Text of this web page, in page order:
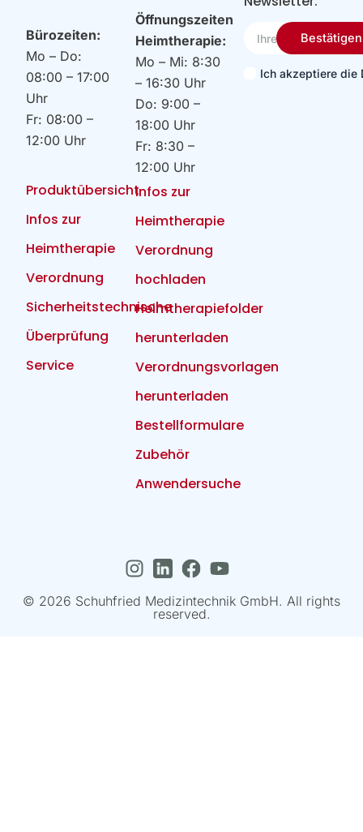
Bürozeiten:
Mo – Do:
08:00 – 17:00
Uhr
Fr: 08:00 –
12:00 Uhr
Produktübersicht
Infos zur
Heimtherapie
Verordnung
Sicherheitstechnische
Überprüfung
Service
Öffnungszeiten
Heimtherapie:
Mo – Mi: 8:30
– 16:30 Uhr
Do: 9:00 –
18:00 Uhr
Fr: 8:30 –
12:00 Uhr
Infos zur
Heimtherapie
Verordnung
hochladen
Heimtherapiefolder
herunterladen
Verordnungsvorlagen
herunterladen
Bestellformulare
Zubehör
Anwendersuche
Email
Ich akzeptiere die
Bestätigen
© 2026 Schuhfried Medizintechnik GmbH. All rights
reserved.